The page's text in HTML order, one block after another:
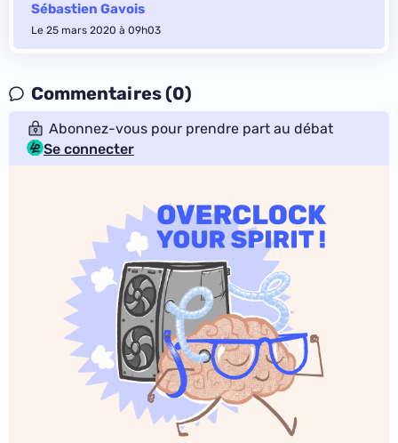
Sébastien Gavois
Le 25 mars 2020 à 09h03
Commentaires (0)
Abonnez-vous pour prendre part au débat
Se connecter